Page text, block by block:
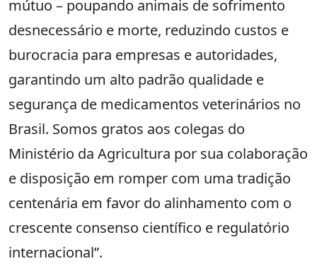
mútuo – poupando animais de sofrimento
desnecessário e morte, reduzindo custos e
burocracia para empresas e autoridades,
garantindo um alto padrão qualidade e
segurança de medicamentos veterinários no
Brasil. Somos gratos aos colegas do
Ministério da Agricultura por sua colaboração
e disposição em romper com uma tradição
centenária em favor do alinhamento com o
crescente consenso científico e regulatório
internacional”.